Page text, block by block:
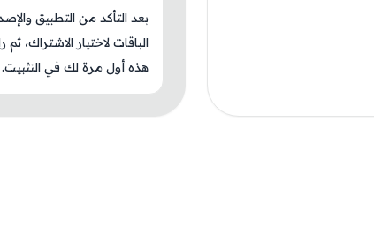
بعد التأكد من التطبيق
الباقات لاختيار الاشتراك،
هذه أول مرة لك في التثبيت.